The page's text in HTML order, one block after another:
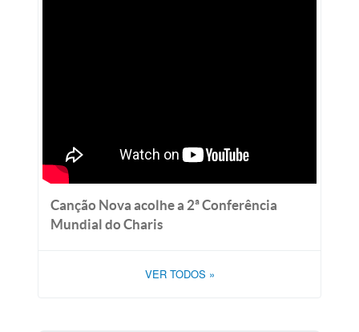
Canção Nova acolhe a 2ª Conferência
Mundial do Charis
VER TODOS »